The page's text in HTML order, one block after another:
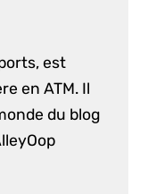
est
en ATM. Il
du blog